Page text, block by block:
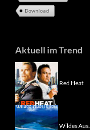
Download
Aktuell im Trend
Red Heat
Wildes Aus...